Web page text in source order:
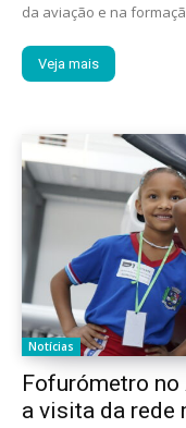
da aviação e na
Veja mais
Notícias
Fofurómetro
a visita da rede